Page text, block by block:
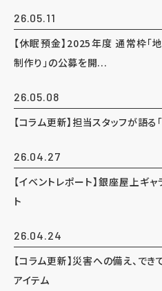
26.05.11
【休眠預金】2025年度 通常枠
制作り」の公募を開...
26.05.08
【コラム更新】担当スタッフが語
26.04.27
【イベントレポート】銀座屋上ギ
ト
26.04.24
【コラム更新】災害への備え、で
アイテム